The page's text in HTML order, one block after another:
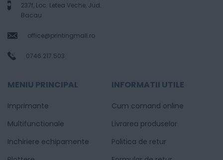
237f, Loc. Letea Veche, Jud.
Bacau
office@printingmall.ro
0746.217.503
MENIU PRINCIPAL
Imprimante
Multifunctionale
Inchiriere echipamente
INFORMATII UTILE
Cum comand online
Livrarea produselor
Politica de retur